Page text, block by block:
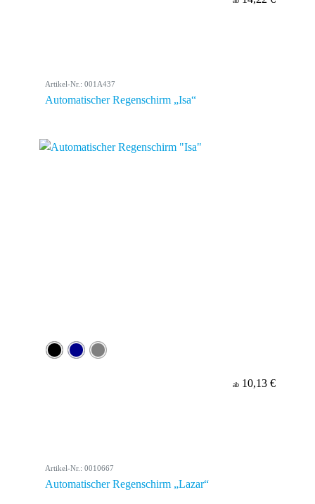
Artikel-Nr.: 001A437
Automatischer Regenschirm „Isa“
ab 10,13 €
Artikel-Nr.: 0010667
Automatischer Regenschirm „Lazar“